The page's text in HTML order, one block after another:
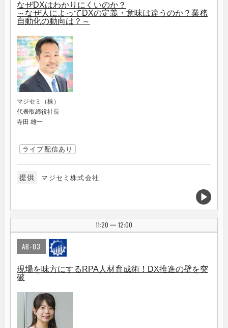
なぜDXはわかりにくいのか？
～なぜ人によってDXの定義・意味は違うのか？業務
自動化の動向は？～
マジセミ（株）
代表取締役社長
寺田 雄一
ライブ配信あり
提供 マジセミ株式会社
11:20 | 12:00
AB-03
現場を味方にするRPA人材育成術！DX推進の壁を突
破